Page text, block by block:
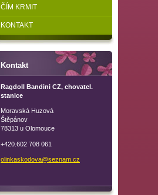
ČÍM KRMIT
KONTAKT
Kontakt
Ragdoll Bandini CZ, chovatel.
stanice
Moravská Huzová
Štěpánov
78313 u Olomouce
+420.602 708 061
olinkaskodova@seznam.cz